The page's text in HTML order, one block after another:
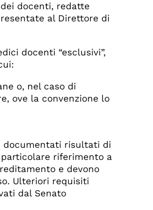
docenti, redatte
al Direttore di
docenti “esclusivi”,
o, nel caso di
la convenzione lo
documentati risultati di
riferimento a
e devono
Ulteriori requisiti
dal Senato